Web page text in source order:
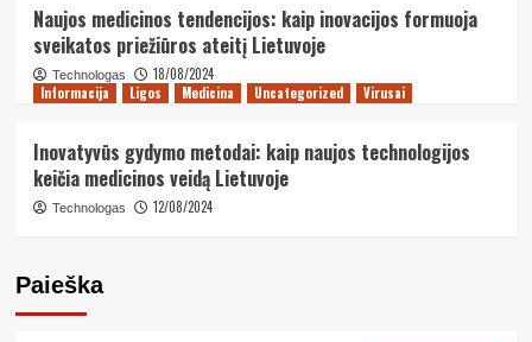
Naujos medicinos tendencijos: kaip inovacijos formuoja
sveikatos priežiūros ateitį Lietuvoje
Technologas
18/08/2024
Informacija
Ligos Medicina Uncategorized Virusai
Inovatyvūs gydymo metodai: kaip naujos technologijos
keičia medicinos veidą Lietuvoje
Technologas 12/08/2024
Paieška